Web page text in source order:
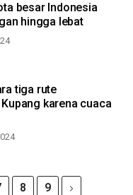
besar Indonesia
hingga lebat
tiga rute
karena cuaca
8 9